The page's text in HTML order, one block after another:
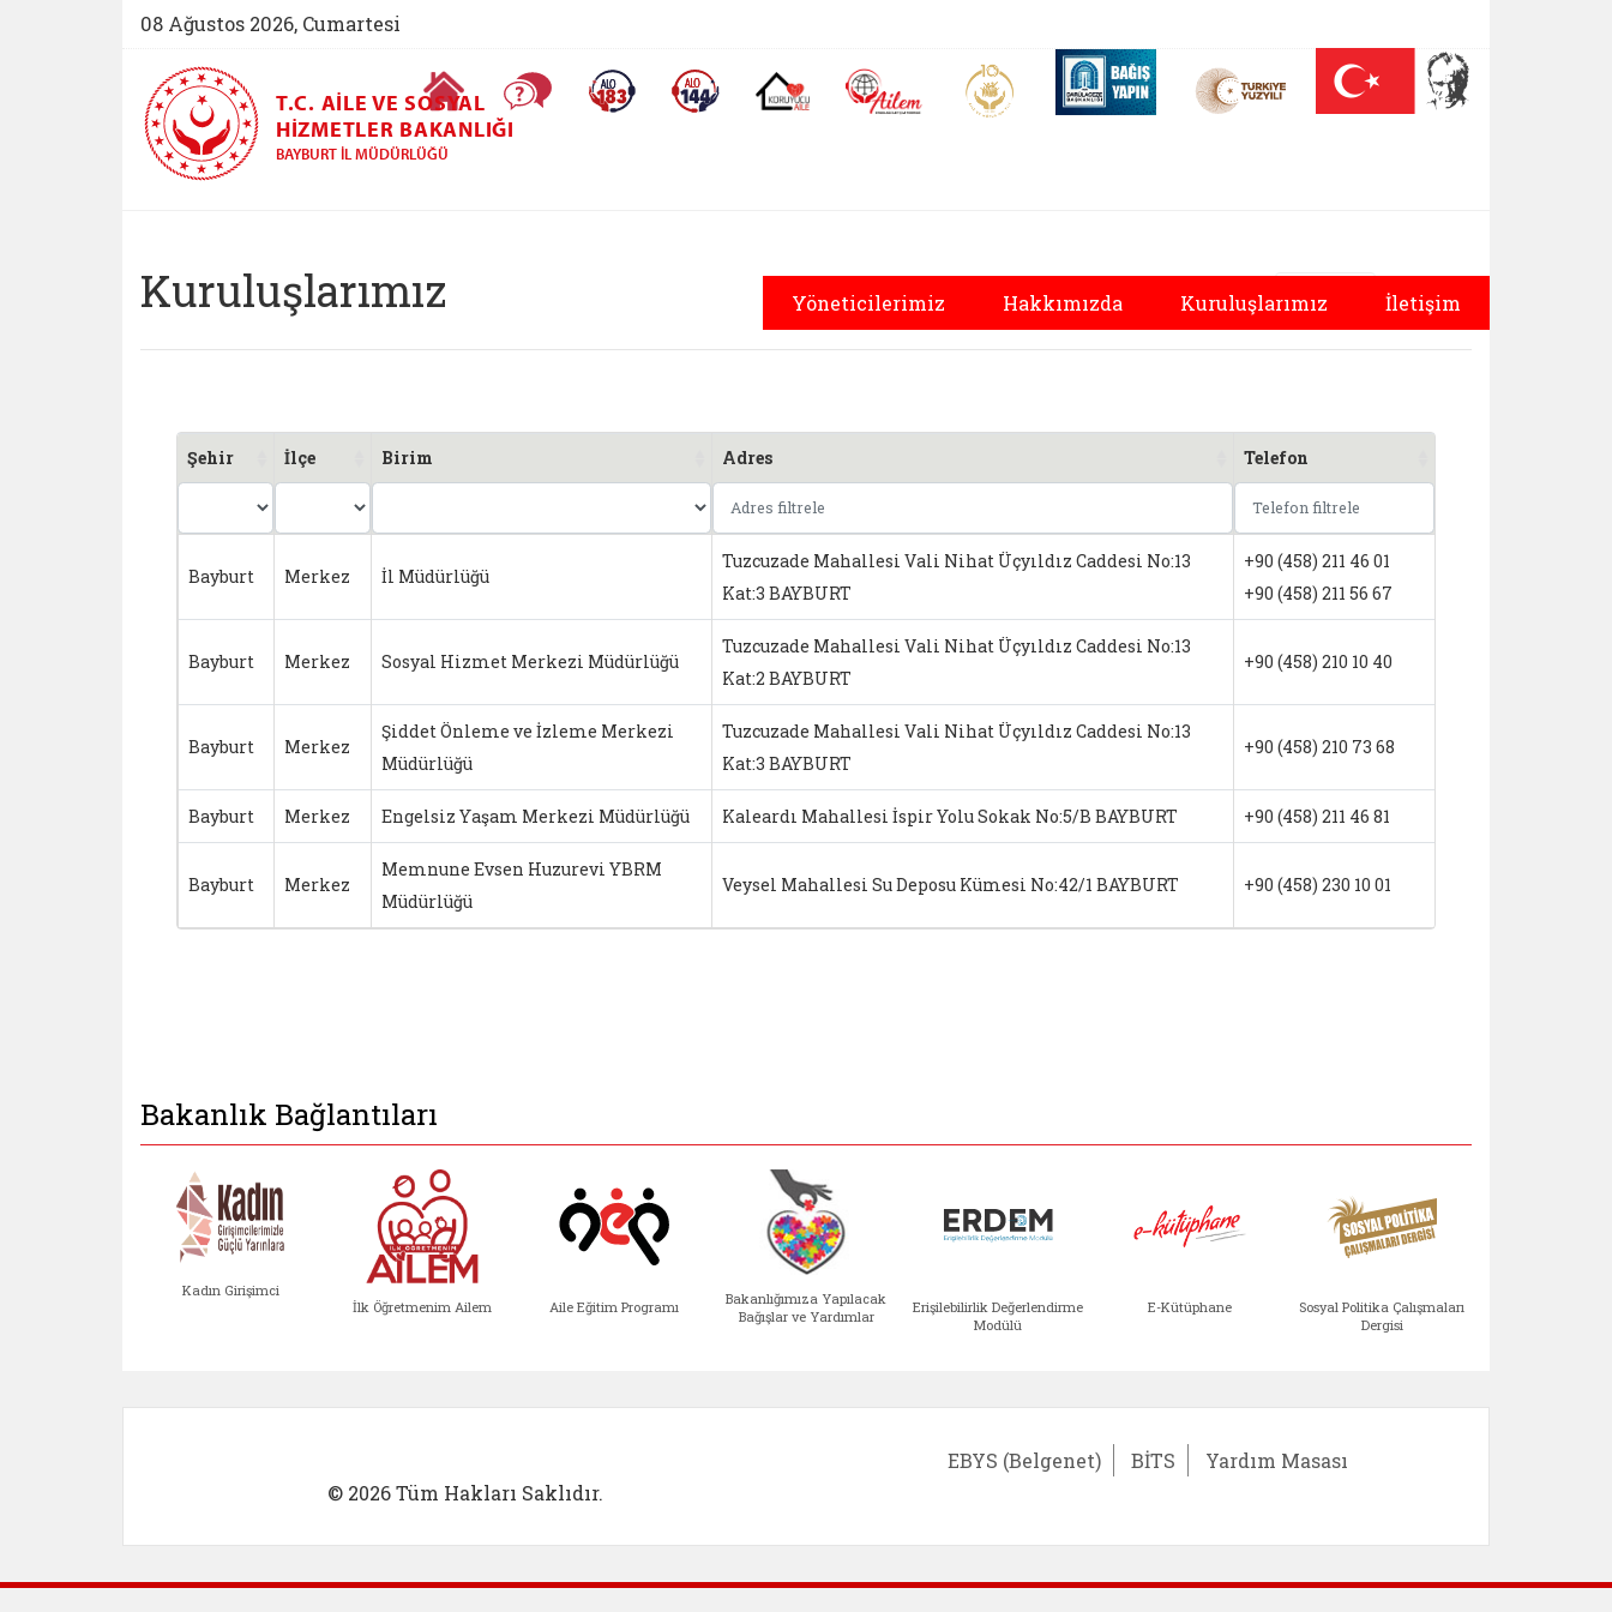
08 Ağustos 2026, Cumartesi
Ana Sayfa Sıkça Sorulan SorularAlo 183 (yeni sekmede açılır)Alo 144 (yeni sekmede açılır)Koruyucu Aile (yeni sekmede açılır)
AİLEM İletişim Merkezi (yeni sekmede açılır)
Aile ve Nüfus On Yılı (yeni sekmede açılır)Darülaceze bağış sayfası (yeni sekmede açılır)
T.C. AILE VE SOSYAL
HIZMETLER BAKANLIĞI
BAYBURT İL MÜDÜRLÜĞÜ
Yöneticilerimiz Hakkımızda Kuruluşlarımız İletişim
Kuruluşlarımız Yazdır
Şehir İlçe Birim Adres Telefon
Bayburt Merkez İl Müdürlüğü
Tuzcuzade Mahallesi Vali Nihat Üçyıldız Caddesi No:13
Kat:3 BAYBURT
+90 (458) 211 46 01
+90 (458) 211 56 67
Bayburt Merkez Sosyal Hizmet Merkezi Müdürlüğü
Tuzcuzade Mahallesi Vali Nihat Üçyıldız Caddesi No:13
Kat:2 BAYBURT
+90 (458) 210 10 40
Bayburt Merkez
Şiddet Önleme ve İzleme Merkezi
Müdürlüğü
Tuzcuzade Mahallesi Vali Nihat Üçyıldız Caddesi No:13
Kat:3 BAYBURT
+90 (458) 210 73 68
Bayburt Merkez Engelsiz Yaşam Merkezi Müdürlüğü Kaleardı Mahallesi İspir Yolu Sokak No:5/B BAYBURT +90 (458) 211 46 81
Bayburt Merkez
Memnune Evsen Huzurevi YBRM
Müdürlüğü
Veysel Mahallesi Su Deposu Kümesi No:42/1 BAYBURT +90 (458) 230 10 01
Bakanlık Bağlantıları
Kadın Girişimci
İlk Öğretmenim Ailem Aile Eğitim Programı
Bakanlığımıza Yapılacak
Bağışlar ve Yardımlar
Erişilebilirlik Değerlendirme
Modülü
E-Kütüphane
Sosyal Politika Çalışmaları
Dergisi
© 2026 Tüm Hakları Saklıdır.
EBYS (Belgenet) BİTS Yardım Masası